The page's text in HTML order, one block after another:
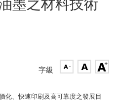
字級
化、快速印刷及高可靠度之發展目